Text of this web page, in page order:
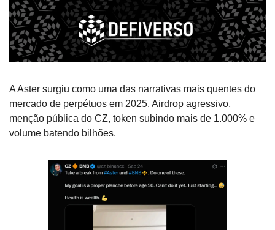
A Aster surgiu como uma das narrativas mais quentes do
mercado de perpétuos em 2025. Airdrop agressivo,
menção pública do CZ, token subindo mais de 1.000% e
volume batendo bilhões.